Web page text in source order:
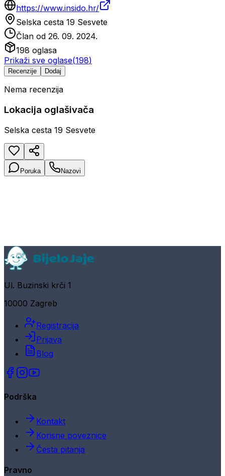
https://www.insido.hr/
Selska cesta 19 Sesvete
Član od 26. 09. 2024.
198 oglasa
Prikaži sve oglase(198)
Recenzije Dodaj
Nema recenzija
Lokacija oglašivača
Selska cesta 19 Sesvete
Poruka Nazovi
Ul. Buzinski krči 1
10000 Zagreb
Registracija
Prijava
Blog
Podrška
Kontakt
Korisne poveznice
Česta pitanja
Pravno